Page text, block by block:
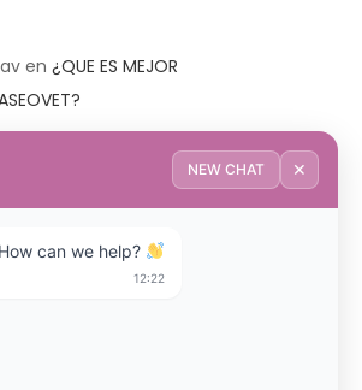
en ¿QUE ES MEJOR
¿QUE ES MEJOR TRIBEDOCE
DX?
DX?
DX?
NEW CHAT ✕
can we help?
12:22